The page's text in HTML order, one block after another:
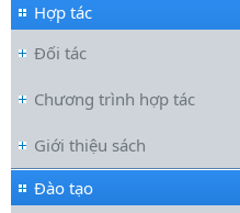
Hợp tác
Đối tác
Chương trình hợp tác
Giới thiệu sách
Đào tạo